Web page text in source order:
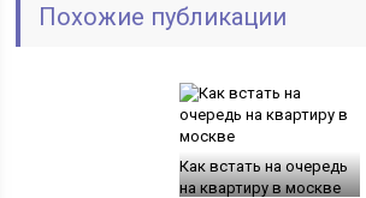
Похожие публикации
Как встать на очередь
на квартиру в москве